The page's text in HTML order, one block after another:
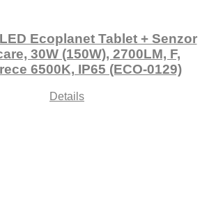
Ecoplanet Tablet + Senzor
30W (150W), 2700LM, F,
6500K, IP65 (ECO-0129)
Details